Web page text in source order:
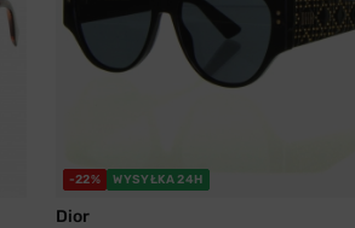
-22% WYSYŁKA 24H
Dior